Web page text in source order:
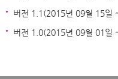
버전 1.1(2015년 09월 15일
버전 1.0(2015년 09월 01일